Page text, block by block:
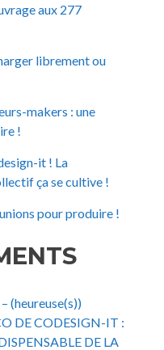
aux 277
librement ou
makers : une
!
it ! La
ça se cultive !
pour produire !
(heureuse(s))
DE CODESIGN-IT :
DE LA